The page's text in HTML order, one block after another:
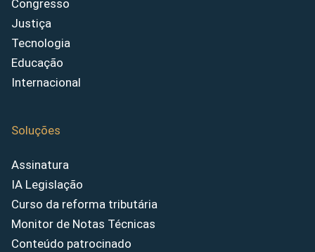
Congresso
Justiça
Tecnologia
Educação
Internacional
Soluções
Assinatura
IA Legislação
Curso da reforma tributária
Monitor de Notas Técnicas
Conteúdo patrocinado